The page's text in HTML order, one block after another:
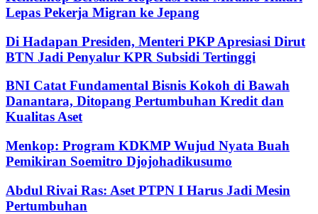
Lepas Pekerja Migran ke Jepang
Di Hadapan Presiden, Menteri PKP Apresiasi Dirut
BTN Jadi Penyalur KPR Subsidi Tertinggi
BNI Catat Fundamental Bisnis Kokoh di Bawah
Danantara, Ditopang Pertumbuhan Kredit dan
Kualitas Aset
Menkop: Program KDKMP Wujud Nyata Buah
Pemikiran Soemitro Djojohadikusumo
Abdul Rivai Ras: Aset PTPN I Harus Jadi Mesin
Pertumbuhan